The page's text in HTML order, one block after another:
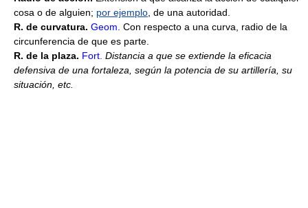
cosa o de alguien; por ejemplo , de una autoridad.
R. de curvatura. Geom. Con respecto a una curva, radio de la
circunferencia de que es parte.
R. de la plaza. Fort. Distancia a que se extiende la eficacia
defensiva de una fortaleza, según la potencia de su artillería, su
situación, etc.